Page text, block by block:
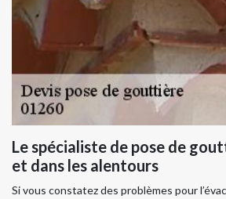
Le spécialiste de pose de
et dans les alentours
Si vous constatez des problèmes pour